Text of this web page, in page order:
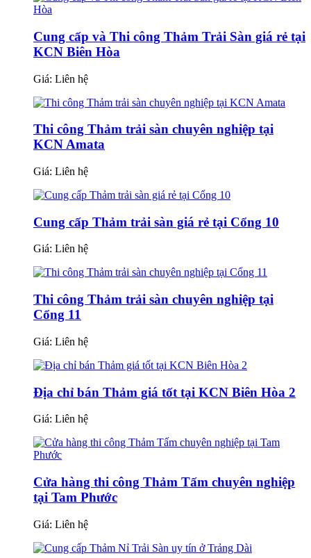
Cung cấp và Thi công Thảm Trải Sàn giá rẻ tại
KCN Biên Hòa
Giá: Liên hệ
Thi công Thảm trải sàn chuyên nghiệp tại
KCN Amata
Giá: Liên hệ
Cung cấp Thảm trải sàn giá rẻ tại Cổng 10
Giá: Liên hệ
Thi công Thảm trải sàn chuyên nghiệp tại
Cổng 11
Giá: Liên hệ
Địa chỉ bán Thảm giá tốt tại KCN Biên Hòa 2
Giá: Liên hệ
Cửa hàng thi công Thảm Tấm chuyên nghiệp
tại Tam Phước
Giá: Liên hệ